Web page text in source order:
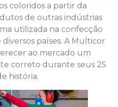
coloridos a partir da
de outras indústrias
utilizada na confecção
países. A Multicor
ao mercado um
correto durante seus 25
história.